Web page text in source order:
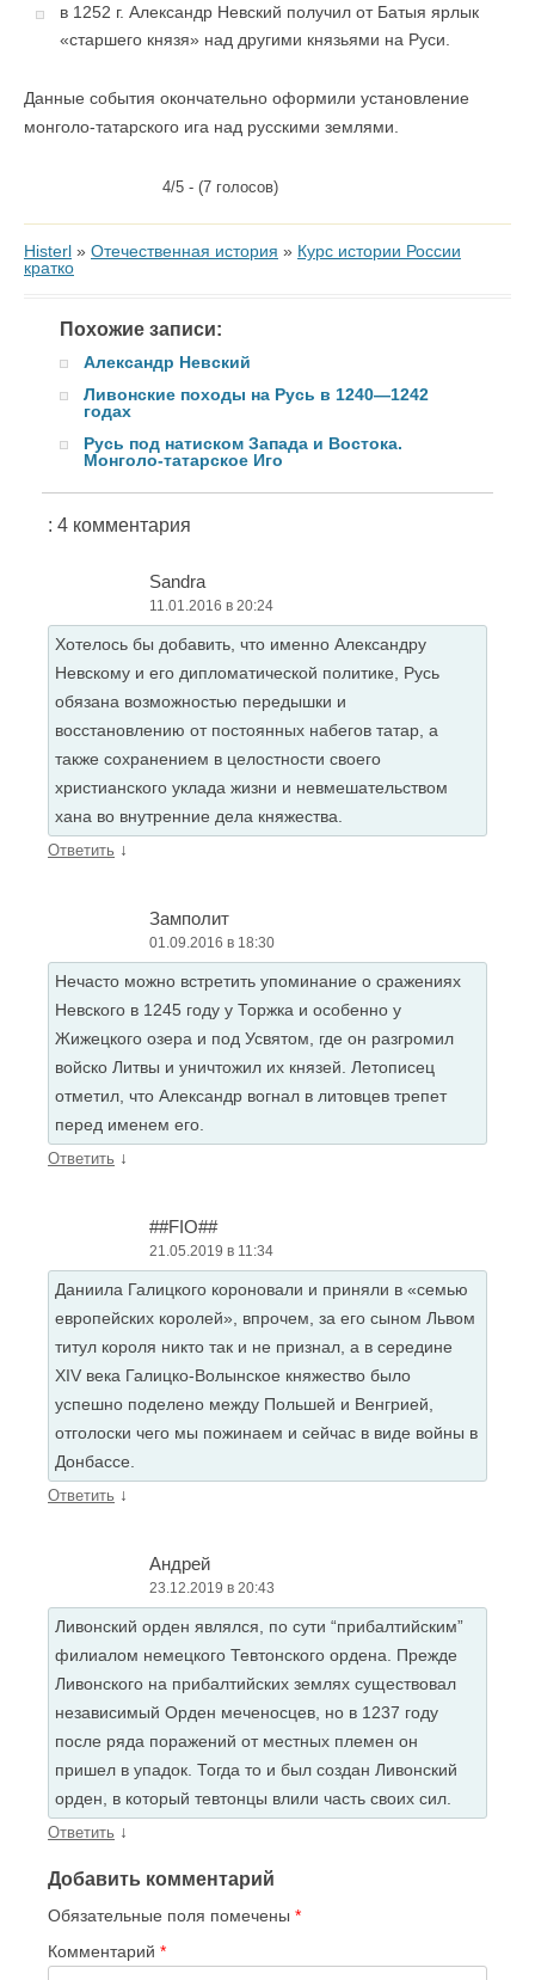
в 1252 г. Александр Невский получил от Батыя ярлык
«старшего князя» над другими князьями на Руси.
Данные события окончательно оформили установление
монголо-татарского ига над русскими землями.
4/5 - (7 голосов)
Histerl » Отечественная история » Курс истории России
кратко
Похожие записи:
Александр Невский
Ливонские походы на Русь в 1240—1242
годах
Русь под натиском Запада и Востока.
Монголо-татарское Иго
: 4 комментария
Sandra
11.01.2016 в 20:24
Хотелось бы добавить, что именно Александру
Невскому и его дипломатической политике, Русь
обязана возможностью передышки и
восстановлению от постоянных набегов татар, а
также сохранением в целостности своего
христианского уклада жизни и невмешательством
хана во внутренние дела княжества.
Ответить ↓
Замполит
01.09.2016 в 18:30
Нечасто можно встретить упоминание о сражениях
Невского в 1245 году у Торжка и особенно у
Жижецкого озера и под Усвятом, где он разгромил
войско Литвы и уничтожил их князей. Летописец
отметил, что Александр вогнал в литовцев трепет
перед именем его.
Ответить ↓
##FIO##
21.05.2019 в 11:34
Даниила Галицкого короновали и приняли в «семью
европейских королей», впрочем, за его сыном Львом
титул короля никто так и не признал, а в середине
XIV века Галицко-Волынское княжество было
успешно поделено между Польшей и Венгрией,
отголоски чего мы пожинаем и сейчас в виде войны в
Донбассе.
Ответить ↓
Андрей
23.12.2019 в 20:43
Ливонский орден являлся, по сути “прибалтийским”
филиалом немецкого Тевтонского ордена. Прежде
Ливонского на прибалтийских землях существовал
независимый Орден меченосцев, но в 1237 году
после ряда поражений от местных племен он
пришел в упадок. Тогда то и был создан Ливонский
орден, в который тевтонцы влили часть своих сил.
Ответить ↓
Добавить комментарий
Обязательные поля помечены *
Комментарий *